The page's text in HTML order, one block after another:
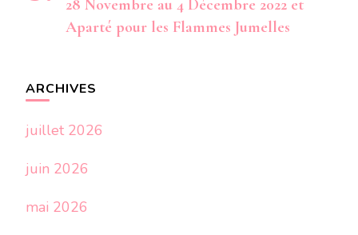
28 Novembre au 4 Décembre 2022 et
Aparté pour les Flammes Jumelles
ARCHIVES
juillet 2026
juin 2026
mai 2026